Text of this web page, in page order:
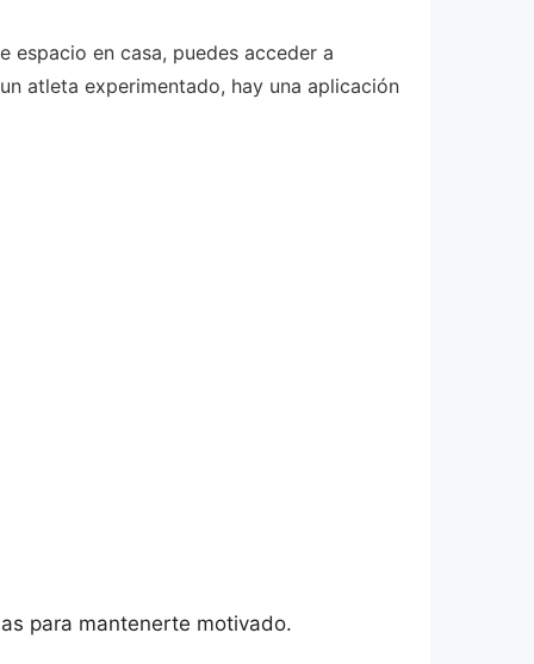
en casa, puedes acceder a
atleta experimentado, hay una aplicación
para mantenerte motivado.